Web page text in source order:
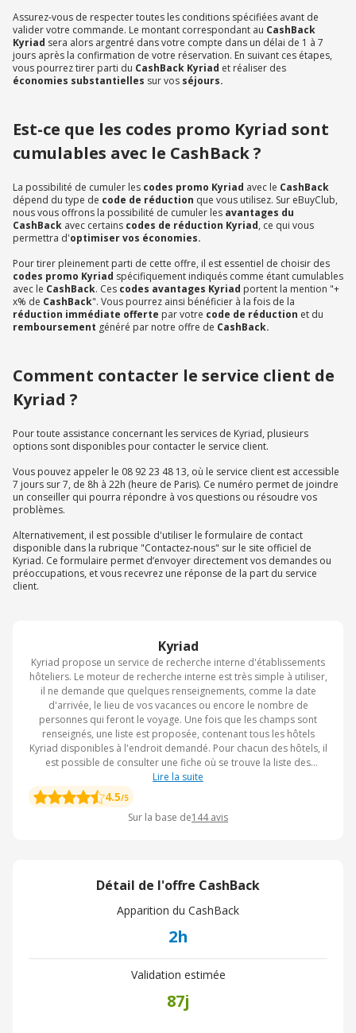
Kyriad
Kyriad propose un service de recherche interne d'établissements
hôteliers. Le moteur de recherche interne est très simple à utiliser,
il ne demande que quelques renseignements, comme la date
d'arrivée, le lieu de vos vacances ou encore le nombre de
personnes qui feront le voyage. Une fois que les champs sont
renseignés, une liste est proposée, contenant tous les hôtels
Kyriad disponibles à l'endroit demandé. Pour chacun des hôtels, il
est possible de consulter une fiche où se trouve la liste des
différents équipements proposés et des services disponibles.
Grâce à Kyriad, il est très facile et rapide de trouver son hôtel.
Lire la suite
4.5/5
Sur la base de144 avis
Détail de l'offre CashBack
Apparition du CashBack
2h
Validation estimée
87j
Assurez-vous de respecter toutes les conditions spécifiées avant de
valider votre commande. Le montant correspondant au CashBack
Kyriad sera alors argentré dans votre compte dans un délai de 1 à 7
jours après la confirmation de votre réservation. En suivant ces étapes,
vous pourrez tirer parti du CashBack Kyriad et réaliser des
économies substantielles sur vos séjours.
Est-ce que les codes promo Kyriad sont
cumulables avec le CashBack ?
La possibilité de cumuler les codes promo Kyriad avec le CashBack
dépend du type de code de réduction que vous utilisez. Sur eBuyClub,
nous vous offrons la possibilité de cumuler les avantages du
CashBack avec certains codes de réduction Kyriad, ce qui vous
permettra d'optimiser vos économies.
Pour tirer pleinement parti de cette offre, il est essentiel de choisir des
codes promo Kyriad spécifiquement indiqués comme étant cumulables
avec le CashBack. Ces codes avantages Kyriad portent la mention "+
x% de CashBack". Vous pourrez ainsi bénéficier à la fois de la
réduction immédiate offerte par votre code de réduction et du
remboursement généré par notre offre de CashBack.
Comment contacter le service client de
Kyriad ?
Pour toute assistance concernant les services de Kyriad, plusieurs
options sont disponibles pour contacter le service client.
Vous pouvez appeler le 08 92 23 48 13, où le service client est accessible
7 jours sur 7, de 8h à 22h (heure de Paris). Ce numéro permet de joindre
un conseiller qui pourra répondre à vos questions ou résoudre vos
problèmes.
Alternativement, il est possible d'utiliser le formulaire de contact
disponible dans la rubrique "Contactez-nous" sur le site officiel de
Kyriad. Ce formulaire permet d’envoyer directement vos demandes ou
préoccupations, et vous recevrez une réponse de la part du service
client.